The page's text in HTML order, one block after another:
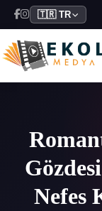
🇹🇷 TR
Nefes